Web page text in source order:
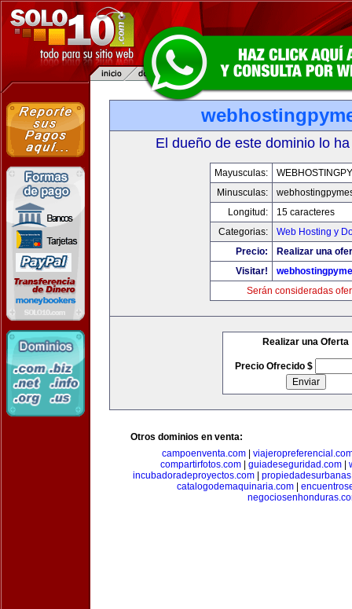
El dueño de este dominio lo
Mayusculas:
Minusculas:
Longitud:
15 caracteres
Categorias:
Web Hosting y
Precio:
Realizar una
Visitar!
Serán consideradas
Realizar una Oferta
Precio Ofrecido $
Otros dominios en venta:
campoenventa.com
compartirfotos.com| guiadeseguridad.com|
incubadoradeproyectos.com
catalogodemaquinaria.com|